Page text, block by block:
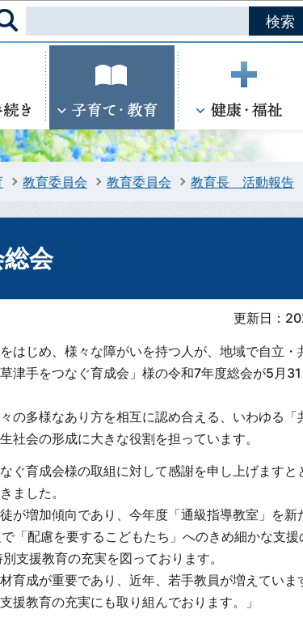
このページの本文へ移動
教育委員会 教育委員会 教育長 活動報告
会
更新日：
はじめ、様々な障がいを持つ人が、地域で自立・
津手をつなぐ育成会」様の令和7年度総会が5月
の多様なあり方を相互に認め合える、いわゆる「
社会の形成に大きな役割を担っています。
ぐ育成会様の取組に対して感謝を申し上げますと
ました。
が増加傾向であり、今年度「通級指導教室」を新
「配慮を要するこどもたち」へのきめ細かな支
支援教育の充実を図っております。
育成が重要であり、近年、若手教員が増えていま
援教育の充実にも取り組んでおります。」